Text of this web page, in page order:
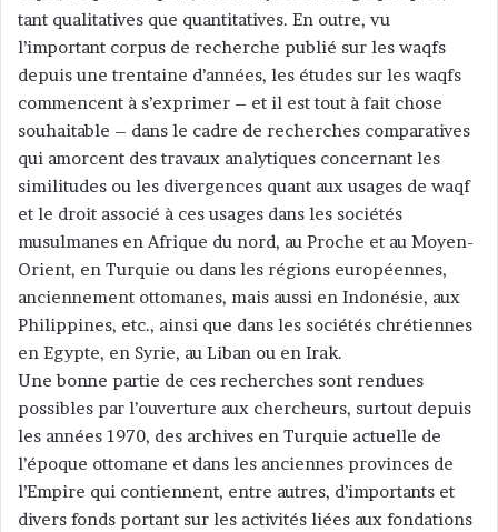
tant qualitatives que quantitatives. En outre, vu
l’important corpus de recherche publié sur les waqfs
depuis une trentaine d’années, les études sur les waqfs
commencent à s’exprimer – et il est tout à fait chose
souhaitable – dans le cadre de recherches comparatives
qui amorcent des travaux analytiques concernant les
similitudes ou les divergences quant aux usages de waqf
et le droit associé à ces usages dans les sociétés
musulmanes en Afrique du nord, au Proche et au Moyen-
Orient, en Turquie ou dans les régions européennes,
anciennement ottomanes, mais aussi en Indonésie, aux
Philippines, etc., ainsi que dans les sociétés chrétiennes
en Egypte, en Syrie, au Liban ou en Irak.
Une bonne partie de ces recherches sont rendues
possibles par l’ouverture aux chercheurs, surtout depuis
les années 1970, des archives en Turquie actuelle de
l’époque ottomane et dans les anciennes provinces de
l’Empire qui contiennent, entre autres, d’importants et
divers fonds portant sur les activités liées aux fondations